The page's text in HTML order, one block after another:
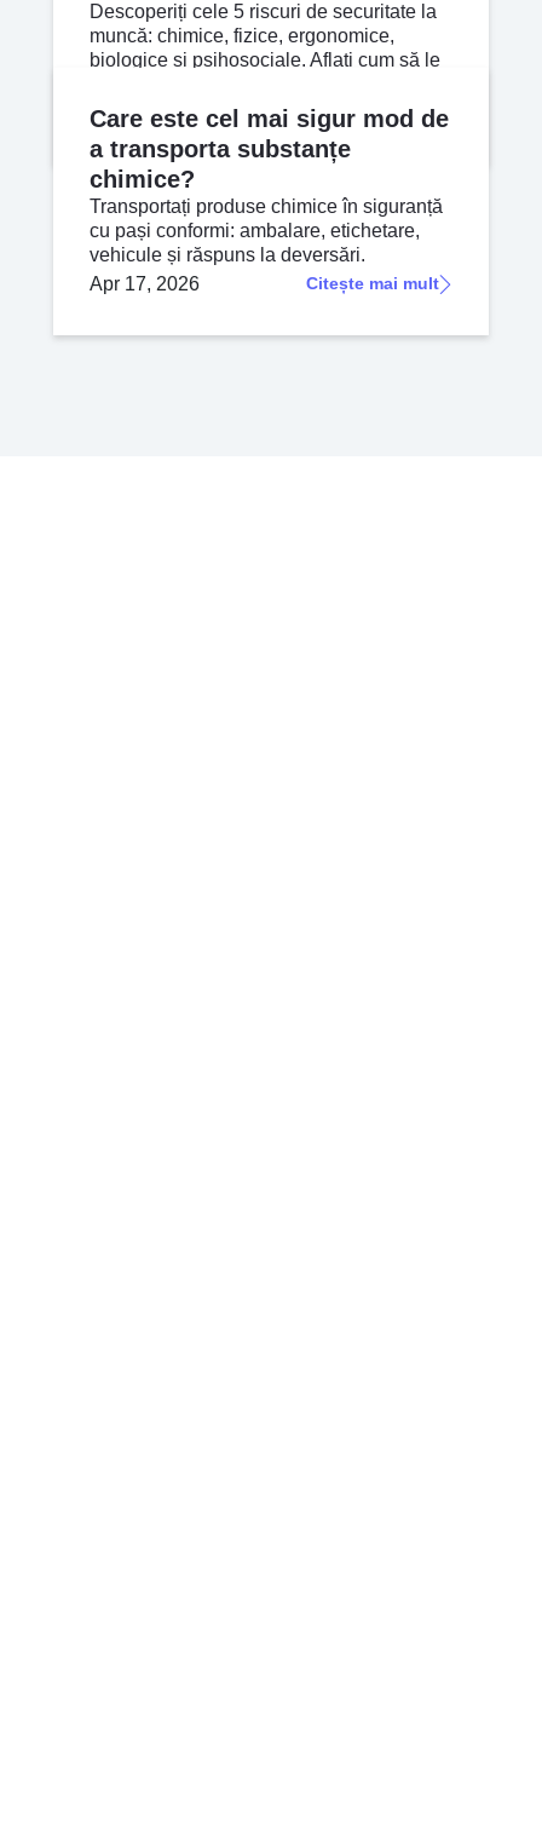
Descoperiți cele 5 riscuri de securitate la
muncă: chimice, fizice, ergonomice,
biologice și psihosociale. Aflați cum să le
Apr 24, 2026
Citește mai mult
Care este cel mai sigur mod de
a transporta substanțe
chimice?
Transportați produse chimice în siguranță
cu pași conformi: ambalare, etichetare,
vehicule și răspuns la deversări.
Apr 17, 2026
Citește mai mult